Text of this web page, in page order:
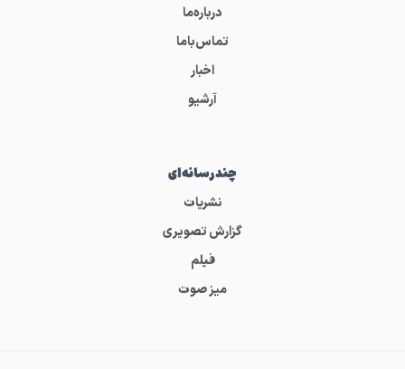
درباره‌ما
تماس‌باما
اخبار
آرشیو
چندرسانه‌ای
نشریات
گزارش تصویری
فیلم
میز صوت